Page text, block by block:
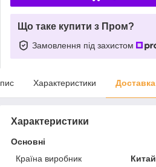
Що таке купити з Пром?
Замовлення під захистом
Характеристики Доставка
Характеристики
Основні
Країна виробник
Китай